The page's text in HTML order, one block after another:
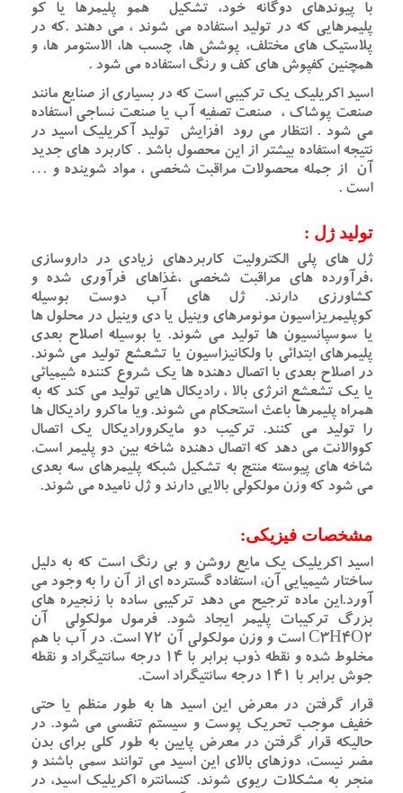
با پیوندهای دوگانه خود، تشکیل همو پلیمرها یا کو
پلیمرهایی که در تولید استفاده می شوند ، می دهند .که در
پلاستیک های مختلف، پوشش ها، چسب ها، الاستومر ها، و
همچنین کفپوش های کف و رنگ استفاده می شود .
اسید اکریلیک یک ترکیبی است که در بسیاری از صنایع مانند
صنعت پوشاک ، صنعت تصفیه آب یا صنعت نساجی استفاده
می شود . انتظار می رود افزایش تولید آکریلیک اسید در
نتیجه استفاده بیشتر از این محصول باشد . کاربرد های جدید
آن از جمله محصولات مراقبت شخصی ، مواد شوینده و …
است .
تولید ژل :
ژل های پلی الکترولیت کاربردهای زیادی در داروسازی
،فرآورده های مراقبت شخصی ،غذاهای فرآوری شده و
کشاورزی دارند. ژل های آب دوست بوسیله
کوپلیمریزاسیون مونومرهای وینیل یا دی وینیل در محلول ها
یا سوسپانسیون ها تولید می شوند. یا بوسیله اصلاح بعدی
پلیمرهای ابتدائی با ولکانیزاسیون یا تشعشع تولید می شوند.
در اصلاح بعدی با اتصال دهنده ها یک شروع کننده شیمیائی
یا یک تشعشع انرژی بالا ، رادیکال هایی تولید می کند که به
همراه پلیمرها باعث استحکام می شوند. ویا ماکرو رادیکال ها
را تولید می کنند. ترکیب دو مایکرورادیکال یک اتصال
کووالانت می دهد که اتصال دهنده شاخه بین دو پلیمر است.
شاخه های پیوسته منتج به تشکیل شبکه پلیمرهای سه بعدی
می شود که وزن مولکولی بالایی دارند و ژل نامیده می شوند.
مشخصات فیزیکی:
اسید اکریلیک یک مایع روشن و بی رنگ است که به دلیل
ساختار شیمیایی آن، استفاده گسترده ای از آن را به وجود می
آورد.این ماده ترجیح می دهد ترکیبی ساده با زنجیره های
بزرگ ترکیبات پلیمر ایجاد شود. فرمول مولکولی آن
C3H4O2 است و وزن مولکولی آن 72 است. در آب با هم
مخلوط شده و نقطه ذوب برابر با 14 درجه سانتیگراد و نقطه
جوش برابر با 141 درجه سانتیگراد است.
قرار گرفتن در معرض این اسید ها به طور منظم یا حتی
خفیف موجب تحریک پوست و سیستم تنفسی می شود. در
حالیکه قرار گرفتن در معرض پایین به طور کلی برای بدن
مضر نیست، دوزهای بالای این اسید می توانند سمی باشند و
منجر به مشکلات ریوی شوند. کنسانتره اکریلیک اسید، در